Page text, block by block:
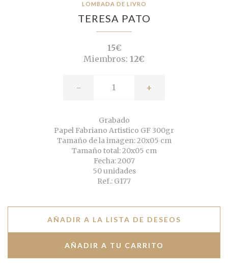
LOMBADA DE LIVRO
TERESA PATO
15€
Miembros: 12€
- +
Grabado
Papel Fabriano Artistico GF 300gr
Tamaño de la imagen: 20x05 cm
Tamaño total: 20x05 cm
Fecha: 2007
50 unidades
Ref.: G177
AÑADIR A LA LISTA DE DESEOS